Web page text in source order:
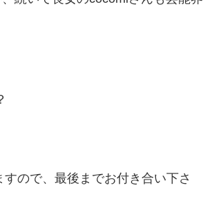
ので、最後までお付き合い下さ